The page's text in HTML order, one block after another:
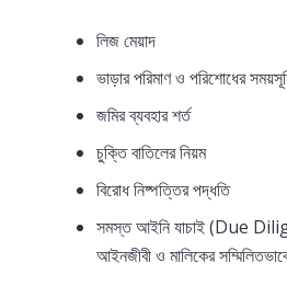
লিজ মেয়াদ
ভাড়ার পরিমাণ ও পরিশোধের
জমির ব্যবহার শর্ত
চুক্তি বাতিলের নিয়ম
বিরোধ নিষ্পত্তির পদ্ধতি
সমস্ত আইনি যাচাই (Due
আইনজীবী ও মালিকের